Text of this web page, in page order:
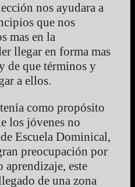
nos ayudara a
que nos
mas en la
llegar en forma mas
de que términos y
a ellos.
como propósito
los jóvenes no
Escuela Dominical,
preocupación por
este
de una zona